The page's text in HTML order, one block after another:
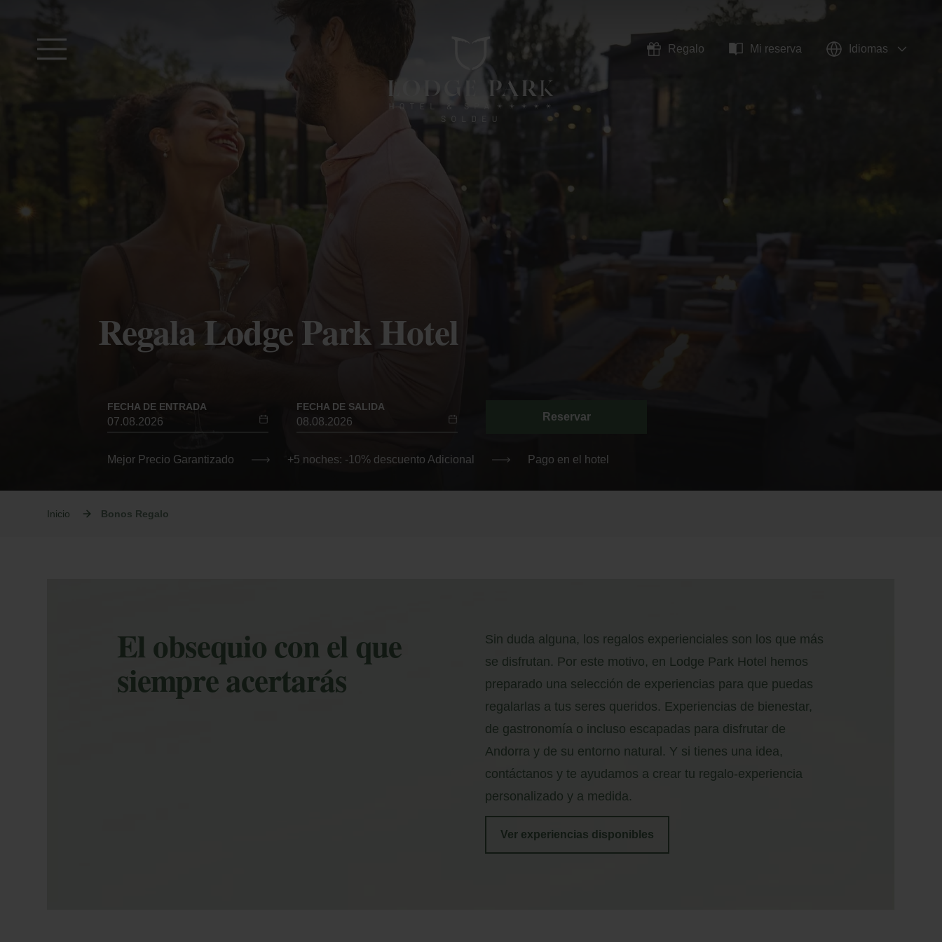
Regalo Mi reserva Idiomas
Regala Lodge Park Hotel
FECHA DE ENTRADA FECHA DE SALIDA
Reservar
Mejor Precio Garantizado +5 noches: -10% descuento Adicional Pago en el hotel
Inicio Bonos Regalo
El obsequio con el que
siempre acertarás
Sin duda alguna, los regalos experienciales son los que más
se disfrutan. Por este motivo, en Lodge Park Hotel hemos
preparado una selección de experiencias para que puedas
regalarlas a tus seres queridos. Experiencias de bienestar,
de gastronomía o incluso escapadas para disfrutar de
Andorra y de su entorno natural. Y si tienes una idea,
contáctanos y te ayudamos a crear tu regalo-experiencia
personalizado y a medida.
Ver experiencias disponibles